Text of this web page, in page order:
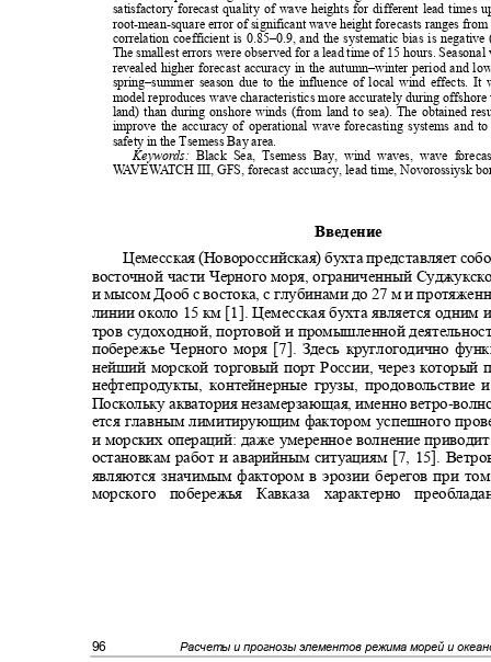
satisfactory forecast quality of wave heights for different lead times
root-mean-square error of significant wave height forecasts ranges
correlation coefficient is 0.85–0.9, and the systematic bias is
The smallest errors were observed for a lead time of 15 hours.
revealed higher forecast accuracy in the autumn–winter period and
spring–summer season due to the influence of local wind effects.
model reproduces wave characteristics more accurately during
land) than during onshore winds (from land to sea). The obtained
improve the accuracy of operational wave forecasting systems and
safety in the Tsemess Bay area.
Keywords: Black Sea, Tsemess Bay, wind waves, wave
WAVEWATCH III, GFS, forecast accuracy, lead time, Novorossiysk
Введение
Цемесская (Новороссийская) бухта представляет
восточной части Черного моря, ограниченный
и мысом Дооб с востока, с глубинами до 27 м и
линии около 15 км [1] . Цемесская бухта является
тров судоходной, портовой и промышленной
побережье Черного моря [7] . Здесь круглогодично
нейший морской торговый порт России, через
нефтепродукты, контейнерные грузы,
Поскольку акватория незамерзающая, именно ветро-
ется главным лимитирующим фактором успешного
и морских операций: даже умеренное волнение
остановкам работ и аварийным ситуациям [7, 15] .
являются значимым фактором в эрозии берегов при том
морского побережья Кавказа характерно
96 Расчеты и прогнозы элементов режима морей и